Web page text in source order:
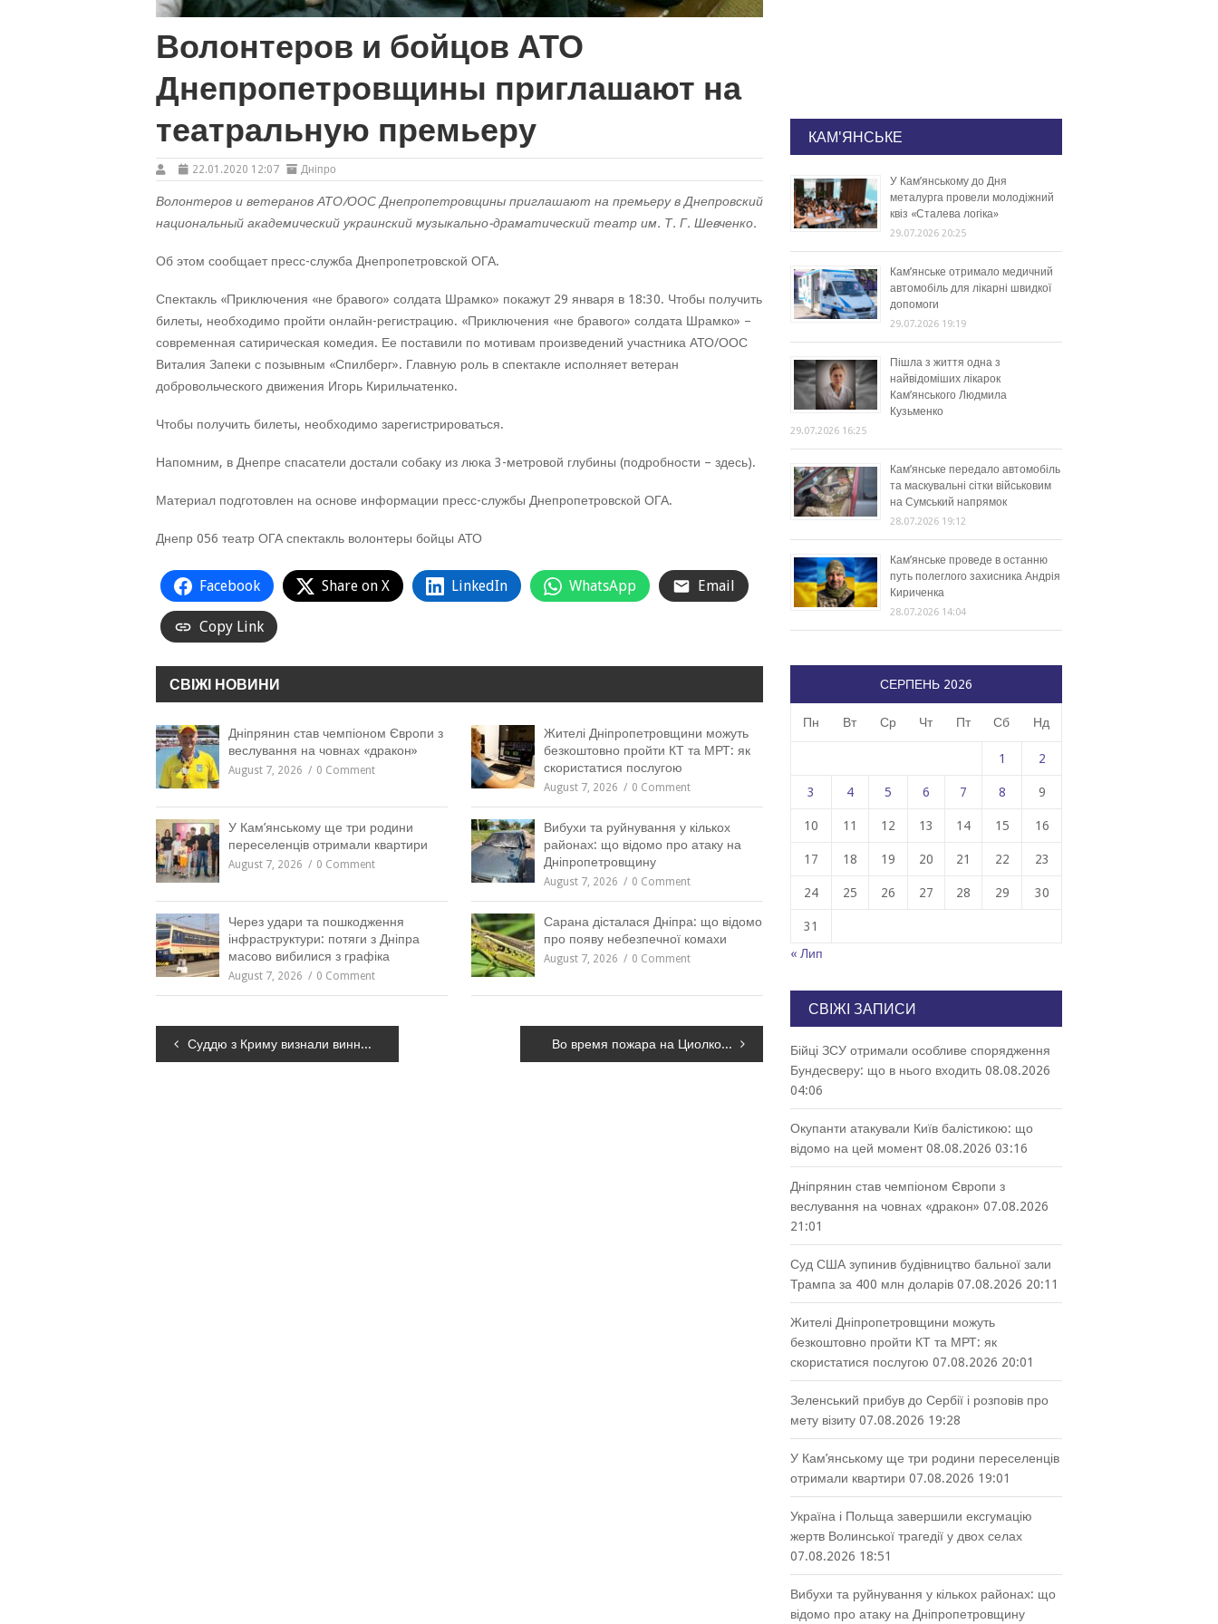
Волонтеров и бойцов АТО
Днепропетровщины приглашают на
театральную премьеру
22.01.2020 12:07 Дніпро
Волонтеров и ветеранов АТО/ООС Днепропетровщины приглашают на премьеру в Днепровский
национальный академический украинский музыкально-драматический театр им. Т. Г. Шевченко.
Об этом сообщает пресс-служба Днепропетровской ОГА.
Спектакль «Приключения «не бравого» солдата Шрамко» покажут 29 января в 18:30. Чтобы получить
билеты, необходимо пройти онлайн-регистрацию. «Приключения «не бравого» солдата Шрамко» –
современная сатирическая комедия. Ее поставили по мотивам произведений участника АТО/ООС
Виталия Запеки с позывным «Спилберг». Главную роль в спектакле исполняет ветеран
добровольческого движения Игорь Кирильчатенко.
Чтобы получить билеты, необходимо зарегистрироваться.
Напомним, в Днепре спасатели достали собаку из люка 3-метровой глубины (подробности – здесь).
Материал подготовлен на основе информации пресс-службы Днепропетровской ОГА.
Днепр 056 театр ОГА спектакль волонтеры бойцы АТО
Facebook Share on X LinkedIn WhatsApp Email
Copy Link
СВІЖІ НОВИНИ
Дніпрянин став чемпіоном Європи з
веслування на човнах «дракон»
August 7, 2026 0 Comment
Жителі Дніпропетровщини можуть
безкоштовно пройти КТ та МРТ: як
скористатися послугою
August 7, 2026 0 Comment
У Кам’янському ще три родини
переселенців отримали квартири
August 7, 2026 0 Comment
Вибухи та руйнування у кількох
районах: що відомо про атаку на
Дніпропетровщину
August 7, 2026 0 Comment
Через удари та пошкодження
інфраструктури: потяги з Дніпра
масово вибилися з графіка
August 7, 2026 0 Comment
Сарана дісталася Дніпра: що відомо
про появу небезпечної комахи
August 7, 2026 0 Comment
Навігація
Суддю з Криму визнали винним у державній зраді і засудили до 12 років в’язниці Во время пожара на Циолковского в Каменском пострадала женщина
КАМ'ЯНСЬКЕ
У Кам’янському до Дня
металурга провели молодіжний
квіз «Сталева логіка»
29.07.2026 20:25
Кам’янське отримало медичний
автомобіль для лікарні швидкої
допомоги
29.07.2026 19:19
Пішла з життя одна з
найвідоміших лікарок
Кам’янського Людмила
Кузьменко
29.07.2026 16:25
Кам’янське передало автомобіль
та маскувальні сітки військовим
на Сумський напрямок
28.07.2026 19:12
Кам’янське проведе в останню
путь полеглого захисника Андрія
Кириченка
28.07.2026 14:04
СЕРПЕНЬ 2026
Пн Вт Ср Чт Пт Сб Нд
1 2
3 4 5 6 7 8 9
10 11 12 13 14 15 16
17 18 19 20 21 22 23
24 25 26 27 28 29 30
31
« Лип
СВІЖІ ЗАПИСИ
Бійці ЗСУ отримали особливе спорядження
Бундесверу: що в нього входить 08.08.2026
04:06
Окупанти атакували Київ балістикою: що
відомо на цей момент 08.08.2026 03:16
Дніпрянин став чемпіоном Європи з
веслування на човнах «дракон» 07.08.2026
21:01
Суд США зупинив будівництво бальної зали
Трампа за 400 млн доларів 07.08.2026 20:11
Жителі Дніпропетровщини можуть
безкоштовно пройти КТ та МРТ: як
скористатися послугою 07.08.2026 20:01
Зеленський прибув до Сербії і розповів про
мету візиту 07.08.2026 19:28
У Кам’янському ще три родини переселенців
отримали квартири 07.08.2026 19:01
Україна і Польща завершили ексгумацію
жертв Волинської трагедії у двох селах
07.08.2026 18:51
Вибухи та руйнування у кількох районах: що
відомо про атаку на Дніпропетровщину